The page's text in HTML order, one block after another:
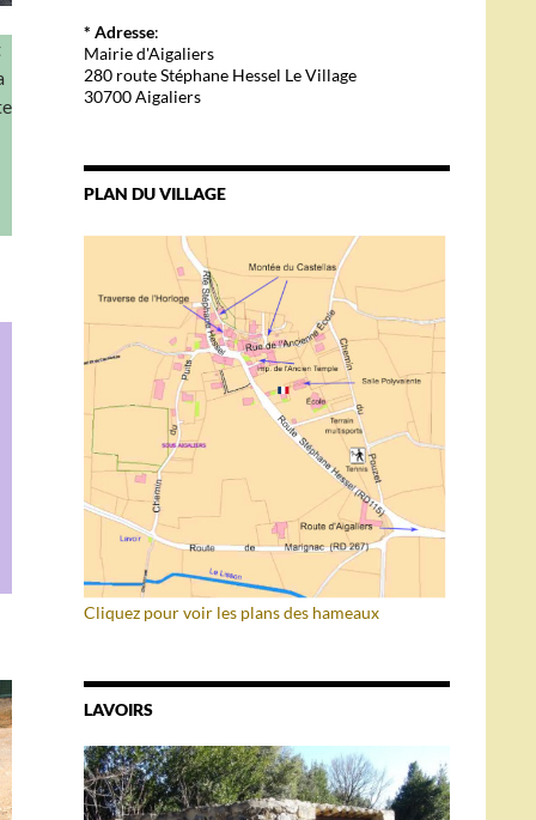
* Adresse:
Mairie d'Aigaliers
280 route Stéphane Hessel Le Village
30700 Aigaliers
PLAN DU VILLAGE
Cliquez pour voir les plans des hameaux
LAVOIRS